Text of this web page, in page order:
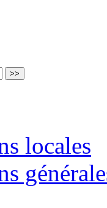
locales